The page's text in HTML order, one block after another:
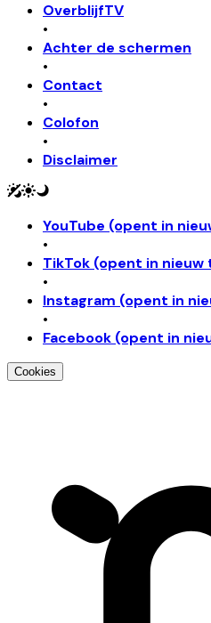
OverblijfTV
•
Achter de schermen
•
Contact
•
Colofon
•
Disclaimer
YouTube (opent in
•
TikTok (opent in nieuw
•
Instagram (opent in
•
Facebook (opent in
Cookies